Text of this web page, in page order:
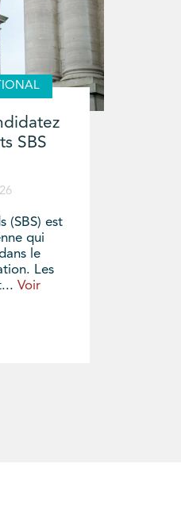
SBS
(SBS) est
qui
le
Les
Voir